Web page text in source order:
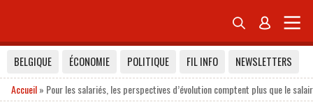
 
BELGIQUE ÉCONOMIE POLITIQUE FIL INFO
NEWSLETTERS
Accueil» Pour les salariés, les perspectives d’évolution comptent plus que le